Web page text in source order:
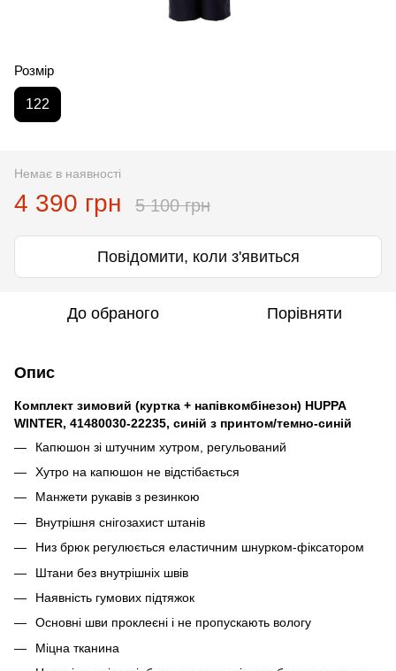
Розмір
122
Немає в наявності
4 390 грн 5 100 грн
Повідомити, коли з'явиться
До обраного Порівняти
Опис
Комплект зимовий (куртка + напівкомбінезон) HUPPA
WINTER, 41480030-22235, синій з принтом/темно-синій
Капюшон зі штучним хутром, регульований
Хутро на капюшон не відстібається
Манжети рукавів з резинкою
Внутрішня снігозахист штанів
Низ брюк регулюється еластичним шнурком-фіксатором
Штани без внутрішніх швів
Наявність гумових підтяжок
Основні шви проклеєні і не пропускають вологу
Міцна тканина